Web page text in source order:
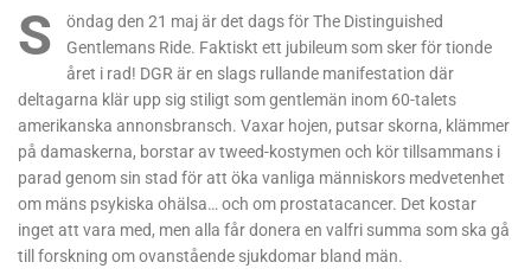
S
öndag den 21 maj är det dags för The Distinguished
Gentlemans Ride. Faktiskt ett jubileum som sker för tionde
året i rad! DGR är en slags rullande manifestation där
deltagarna klär upp sig stiligt som gentlemän inom 60-talets
amerikanska annonsbransch. Vaxar hojen, putsar skorna, klämmer
på damaskerna, borstar av tweed-kostymen och kör tillsammans i
parad genom sin stad för att öka vanliga människors medvetenhet
om mäns psykiska ohälsa… och om prostatacancer. Det kostar
inget att vara med, men alla får donera en valfri summa som ska gå
till forskning om ovanstående sjukdomar bland män.